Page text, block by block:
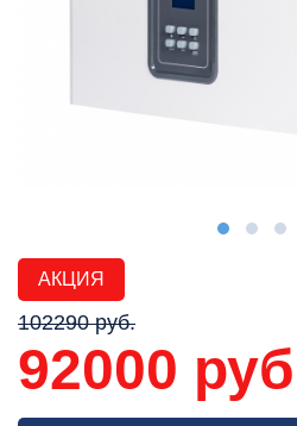
АКЦИЯ
102290 руб.
92000